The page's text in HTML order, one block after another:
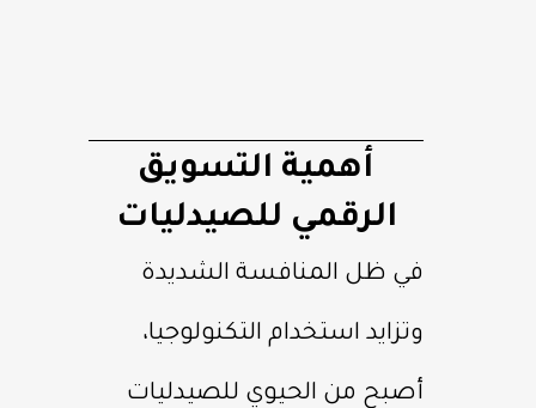
أهمية التسويق
الرقمي للصيدليات
في ظل المنافسة الشديدة
وتزايد استخدام التكنولوجيا،
أصبح من الحيوي للصيدليات